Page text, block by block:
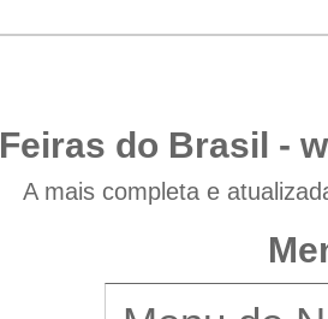
Feiras do Brasil -
A mais completa e